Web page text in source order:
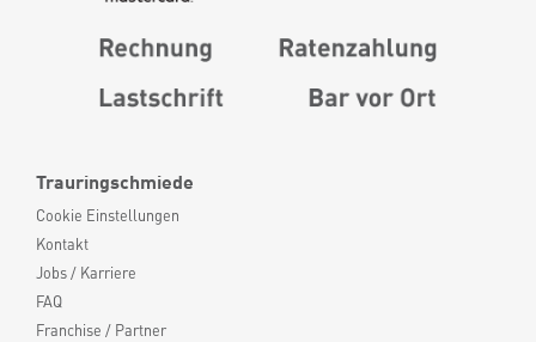
Trauringschmiede
Cookie Einstellungen
Kontakt
Jobs / Karriere
FAQ
Franchise / Partner